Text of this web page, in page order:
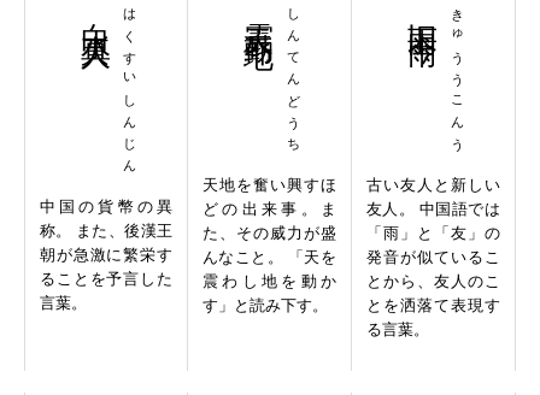
はくすいしんじん
中国の貨幣の異
称。 また、後漢王
朝が急激に繁栄す
ることを予言した
言葉。
しんてんどうち
天地を奮い興すほ
どの出来事。ま
た、その威力が盛
んなこと。 「天を
震わし地を動か
す」と読み下す。
きゅううこんう
古い友人と新しい
友人。 中国語では
「雨」と「友」の
発音が似ているこ
とから、友人のこ
とを洒落て表現す
る言葉。